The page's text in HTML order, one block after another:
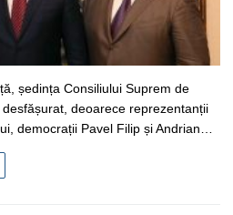
ședința Consiliului Suprem de
deoarece reprezentanții
democrații Pavel Filip și Andrian…